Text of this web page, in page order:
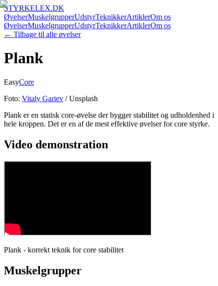
STYRKELEX.DK
ØvelserMuskelgrupperUdstyrTeknikkerArtiklerOm os
ØvelserMuskelgrupperUdstyrTeknikkerArtiklerOm os
← Tilbage til alle øvelser
Plank
EasyCore
Foto: Vitaly Gariev / Unsplash
Plank er en statisk core-øvelse der bygger stabilitet og udholdenhed i
hele kroppen. Det er en af de mest effektive øvelser for core styrke.
Video demonstration
Plank - korrekt teknik for core stabilitet
Muskelgrupper